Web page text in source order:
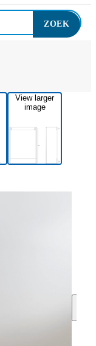
ZOEK
View larger
image